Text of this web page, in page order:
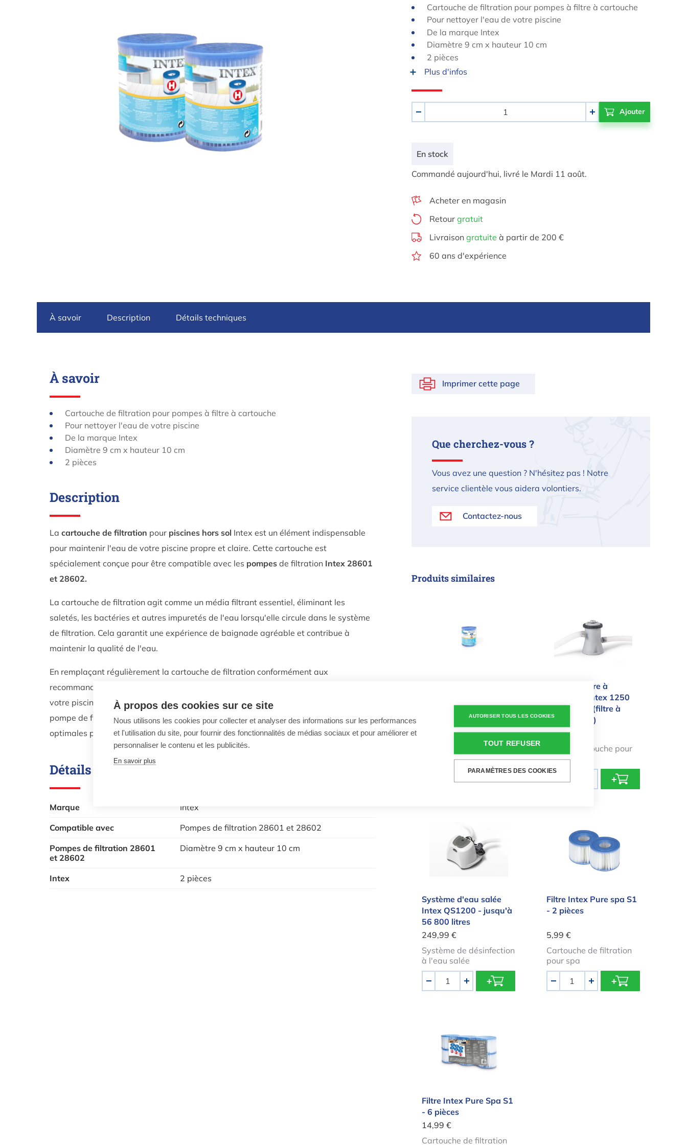
Cartouche de filtration pour pompes à filtre à cartouche
Pour nettoyer l'eau de votre piscine
De la marque Intex
Diamètre 9 cm x hauteur 10 cm
2 pièces
Plus d'infos
- +
En stock
Commandé aujourd'hui, livré le Mardi 11 août.
Acheter en magasin
Retour gratuit
Livraison gratuite à partir de 200 €
60 ans d'expérience
À savoir Description Détails techniques
À savoir
Cartouche de filtration pour pompes à filtre à cartouche
Pour nettoyer l'eau de votre piscine
De la marque Intex
Diamètre 9 cm x hauteur 10 cm
2 pièces
Description
La cartouche de filtration pour piscines hors sol Intex est un élément indispensable
pour maintenir l'eau de votre piscine propre et claire. Cette cartouche est
spécialement conçue pour être compatible avec les pompes de filtration Intex 28601
et 28602.
La cartouche de filtration agit comme un média filtrant essentiel, éliminant les
saletés, les bactéries et autres impuretés de l'eau lorsqu'elle circule dans le système
de filtration. Cela garantit une expérience de baignade agréable et contribue à
maintenir la qualité de l'eau.
En remplaçant régulièrement la cartouche de filtration conformément aux
recommandations du fabricant, vous garantissez la fraîcheur et la clarté de l'eau de
votre piscine. Il est important de choisir la cartouche adaptée à votre modèle de
pompe de filtration Intex afin de bénéficier d'une filtration efficace et de performances
optimales pour votre piscine hors sol.
Détails techniques
Marque
Intex
Compatible avec
Pompes de filtration 28601 et 28602
Pompes de filtration 28601
et 28602
Diamètre 9 cm x hauteur 10 cm
Intex 2 pièces
Imprimer cette page
Que cherchez-vous ?
Vous avez une question ? N'hésitez pas ! Notre
service clientèle vous aidera volontiers.
Contactez-nous
Produits similaires
Cartouche de filtration
pour piscine hors sol
+
Pompe à filtre à
cartouche Intex 1250
litres/heure (filtre à
cartouche H)
49,99 €
Filtre à cartouche pour
piscine Intex
Quantité
-
Système d'eau salée
Intex QS1200 - jusqu'à
56 800 litres
249,99 €
Système de désinfection
à l'eau salée
Quantité
- +
Filtre Intex Pure spa S1
- 2 pièces
5,99 €
Cartouche de filtration
pour spa
Quantité
- +
Filtre Intex Pure Spa S1
- 6 pièces
14,99 €
Cartouche de filtration
À propos des cookies sur ce site
Nous utilisons les cookies pour collecter et analyser des informations sur les performances
et l'utilisation du site, pour fournir des fonctionnalités de médias sociaux et pour améliorer et
personnaliser le contenu et les publicités.
En savoir plus
AUTORISER TOUS LES COOKIES
TOUT REFUSER
PARAMÈTRES DES COOKIES